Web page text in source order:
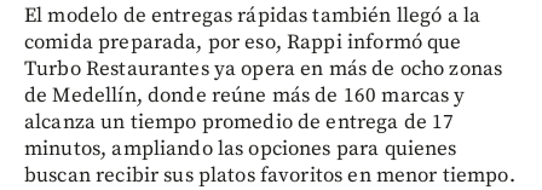
El modelo de entregas rápidas también llegó a la
comida preparada, por eso, Rappi informó que
Turbo Restaurantes ya opera en más de ocho zonas
de Medellín, donde reúne más de 160 marcas y
alcanza un tiempo promedio de entrega de 17
minutos, ampliando las opciones para quienes
buscan recibir sus platos favoritos en menor tiempo.